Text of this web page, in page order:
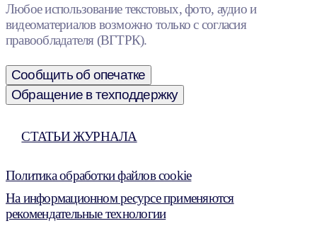
Любое использование текстовых, фото, аудио и
видеоматериалов возможно только с согласия
правообладателя (ВГТРК).
Сообщить об опечатке
Обращение в техподдержку
СТАТЬИ ЖУРНАЛА
Политика обработки файлов cookie
На информационном ресурсе применяются
рекомендательные технологии